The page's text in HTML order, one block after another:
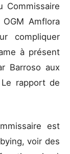
Commissaire
Amflora
compliquer
à présent
Barroso aux
rapport de
est
voir des